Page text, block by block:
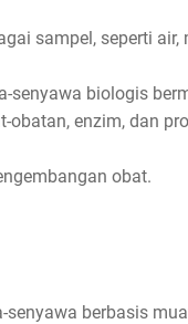
sampel, seperti air,
senyawa biologis
obatan, enzim, dan
obat.
berbasis